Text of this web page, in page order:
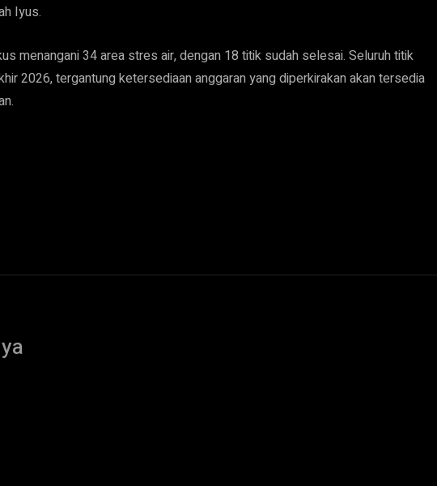
Iyus.
menangani 34 area stres air, dengan 18 titik sudah selesai. Seluruh titik
2026, tergantung ketersediaan anggaran yang diperkirakan akan tersedia